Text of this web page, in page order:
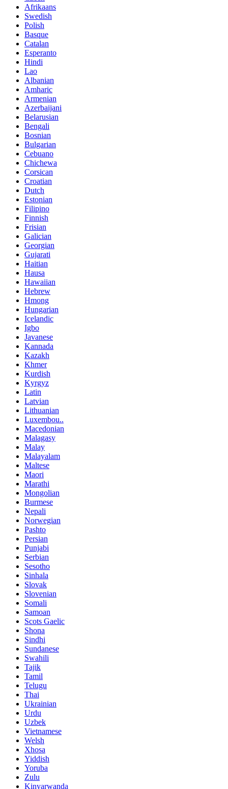
Afrikaans
Swedish
Polish
Basque
Catalan
Esperanto
Hindi
Lao
Albanian
Amharic
Armenian
Azerbaijani
Belarusian
Bengali
Bosnian
Bulgarian
Cebuano
Chichewa
Corsican
Croatian
Dutch
Estonian
Filipino
Finnish
Frisian
Galician
Georgian
Gujarati
Haitian
Hausa
Hawaiian
Hebrew
Hmong
Hungarian
Icelandic
Igbo
Javanese
Kannada
Kazakh
Khmer
Kurdish
Kyrgyz
Latin
Latvian
Lithuanian
Luxembou..
Macedonian
Malagasy
Malay
Malayalam
Maltese
Maori
Marathi
Mongolian
Burmese
Nepali
Norwegian
Pashto
Persian
Punjabi
Serbian
Sesotho
Sinhala
Slovak
Slovenian
Somali
Samoan
Scots Gaelic
Shona
Sindhi
Sundanese
Swahili
Tajik
Tamil
Telugu
Thai
Ukrainian
Urdu
Uzbek
Vietnamese
Welsh
Xhosa
Yiddish
Yoruba
Zulu
Kinyarwanda